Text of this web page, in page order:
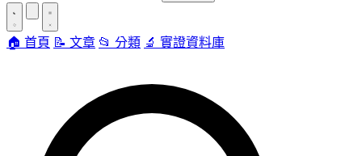
🏠 首頁 📝 文章 📂 分類 🔬 實證資料庫